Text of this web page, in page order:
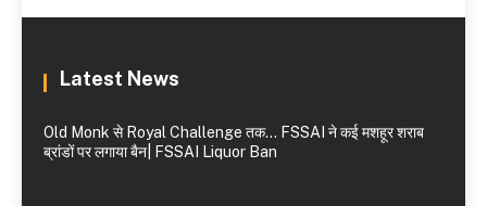
Latest News
Old Monk से Royal Challenge तक… FSSAI ने कई मशहूर शराब
ब्रांडों पर लगाया बैन| FSSAI Liquor Ban